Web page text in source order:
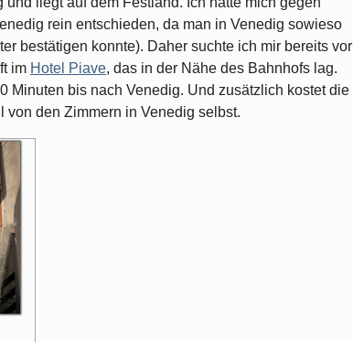
rein entschieden, da man in Venedig sowieso
bestätigen konnte). Daher suchte ich mir bereits vor
im Hotel Piave, das in der Nähe des Bahnhofs lag.
Minuten bis nach Venedig. Und zusätzlich kostet die
von den Zimmern in Venedig selbst.